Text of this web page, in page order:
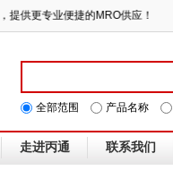
提供更专业便捷的MRO供应！
全部范围 产品名称
走进丙通 联系我们